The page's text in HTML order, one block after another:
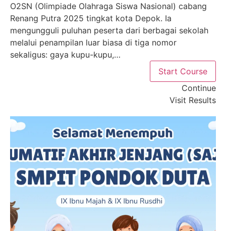
O2SN (Olimpiade Olahraga Siswa Nasional) cabang
Renang Putra 2025 tingkat kota Depok. Ia
mengungguli puluhan peserta dari berbagai sekolah
melalui penampilan luar biasa di tiga nomor
sekaligus: gaya kupu-kupu,…
Start Course
Continue
Visit Results